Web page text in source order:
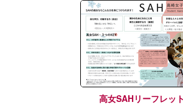
高女SAHリーフレット